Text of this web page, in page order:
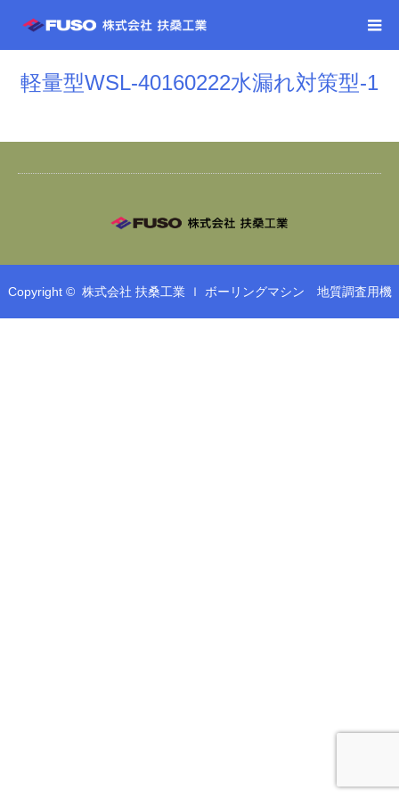
軽量型WSL-40160222水漏れ対策型-1
Copyright © 株式会社 扶桑工業 ｌ ボーリングマシン 地質調査用機